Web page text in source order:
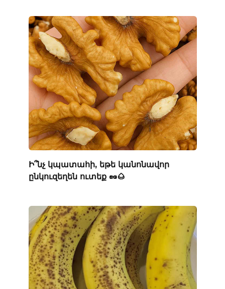
Ի՞նչ կպատահի, եթե կանոնավոր
ընկուզեղեն ուտեք 🥜🌰